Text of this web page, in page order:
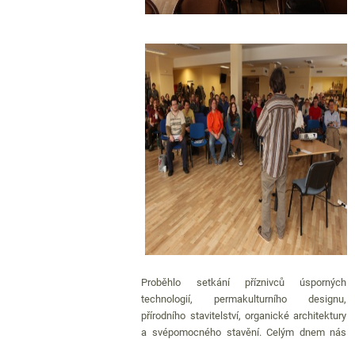
Proběhlo setkání příznivců úsporných
technologií, permakulturního designu,
přírodního stavitelství, organické architektury
a svépomocného stavění. Celým dnem nás